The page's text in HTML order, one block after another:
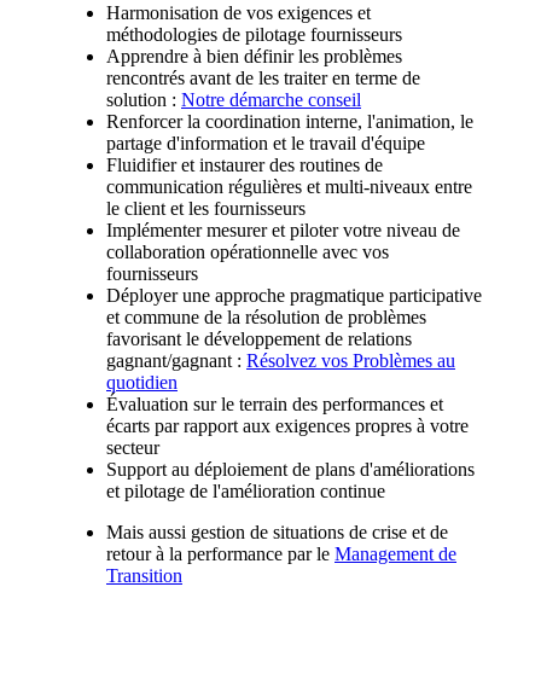
Harmonisation de vos exigences et
méthodologies de pilotage fournisseurs
Apprendre à bien définir les problèmes
rencontrés avant de les traiter en terme de
solution : Notre démarche conseil
Renforcer la coordination interne, l'animation, le
partage d'information et le travail d'équipe
Fluidifier et instaurer des routines de
communication régulières et multi-niveaux entre
le client et les fournisseurs
Implémenter mesurer et piloter votre niveau de
collaboration opérationnelle avec vos
fournisseurs
Déployer une approche pragmatique participative
et commune de la résolution de problèmes
favorisant le développement de relations
gagnant/gagnant : Résolvez vos Problèmes au
quotidien
Évaluation sur le terrain des performances et
écarts par rapport aux exigences propres à votre
secteur
Support au déploiement de plans d'améliorations
et pilotage de l'amélioration continue
Mais aussi gestion de situations de crise et de
retour à la performance par le Management de
Transition